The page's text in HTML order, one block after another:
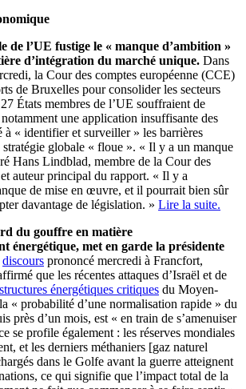
de l’UE fustige le « manque d’ambition »
d’intégration du marché unique. Dans
la Cour des comptes européenne (CCE)
de Bruxelles pour consolider les secteurs
États membres de l’UE souffraient de
une application insuffisante des
à « identifier et surveiller » les barrières
stratégie globale « floue ». « Il y a un manque
Hans Lindblad, membre de la Cour des
auteur principal du rapport. « Il y a
de mise en œuvre, et il pourrait bien sûr
davantage de législation. » Lire la suite.
du gouffre en matière
énergétique, met en garde la présidente
discours prononcé mercredi à Francfort,
que les récentes attaques d’Israël et de
énergétiques critiques du Moyen-
« probabilité d’une normalisation rapide » du
près d’un mois, est « en train de s’amenuiser
se profile également : les réserves mondiales
et les derniers méthaniers [gaz naturel
dans le Golfe avant la guerre atteignent
ce qui signifie que l’impact total de la